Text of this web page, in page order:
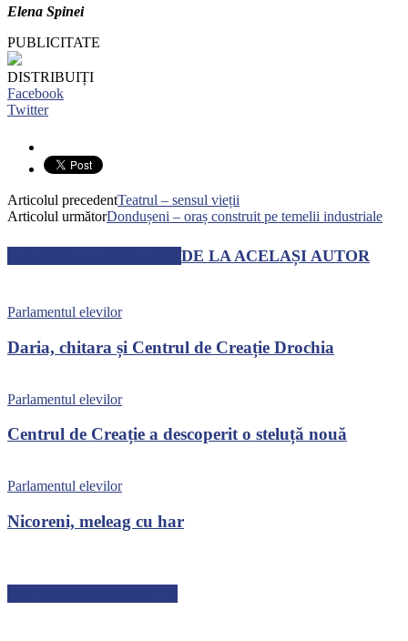
Elena Spinei
PUBLICITATE
DISTRIBUIȚI
Facebook
Twitter
Articolul precedentTeatrul – sensul vieții
Articolul următorDondușeni – oraș construit pe temelii industriale
DE LA ACELAȘI AUTOR
Parlamentul elevilor
Daria, chitara și Centrul de Creație Drochia
Parlamentul elevilor
Centrul de Creație a descoperit o steluță nouă
Parlamentul elevilor
Nicoreni, meleag cu har